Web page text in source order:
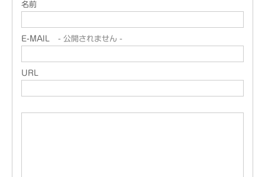
名前
E-MAIL - 公開されません -
URL